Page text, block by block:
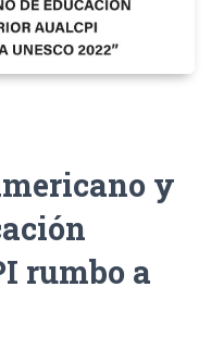
y
rumbo a